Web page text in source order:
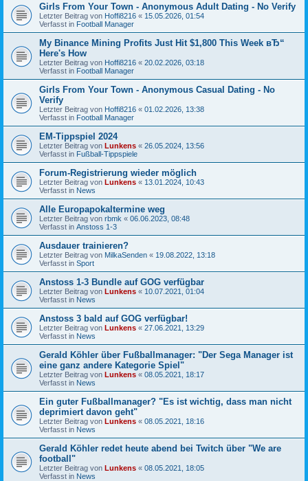
Girls From Your Town - Anonymous Adult Dating - No Verify
Letzter Beitrag von Hoffi8216 « 15.05.2026, 01:54
Verfasst in Football Manager
My Binance Mining Profits Just Hit $1,800 This Week вЂ“
Here's How
Letzter Beitrag von Hoffi8216 « 20.02.2026, 03:18
Verfasst in Football Manager
Girls From Your Town - Anonymous Casual Dating - No
Verify
Letzter Beitrag von Hoffi8216 « 01.02.2026, 13:38
Verfasst in Football Manager
EM-Tippspiel 2024
Letzter Beitrag von Lunkens « 26.05.2024, 13:56
Verfasst in Fußball-Tippspiele
Forum-Registrierung wieder möglich
Letzter Beitrag von Lunkens « 13.01.2024, 10:43
Verfasst in News
Alle Europapokaltermine weg
Letzter Beitrag von rbmk « 06.06.2023, 08:48
Verfasst in Anstoss 1-3
Ausdauer trainieren?
Letzter Beitrag von MilkaSenden « 19.08.2022, 13:18
Verfasst in Sport
Anstoss 1-3 Bundle auf GOG verfügbar
Letzter Beitrag von Lunkens « 10.07.2021, 01:04
Verfasst in News
Anstoss 3 bald auf GOG verfügbar!
Letzter Beitrag von Lunkens « 27.06.2021, 13:29
Verfasst in News
Gerald Köhler über Fußballmanager: "Der Sega Manager ist
eine ganz andere Kategorie Spiel"
Letzter Beitrag von Lunkens « 08.05.2021, 18:17
Verfasst in News
Ein guter Fußballmanager? "Es ist wichtig, dass man nicht
deprimiert davon geht"
Letzter Beitrag von Lunkens « 08.05.2021, 18:16
Verfasst in News
Gerald Köhler redet heute abend bei Twitch über "We are
football"
Letzter Beitrag von Lunkens « 08.05.2021, 18:05
Verfasst in News